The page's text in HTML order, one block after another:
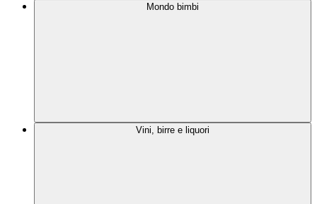
Mondo bimbi
Vini, birre e liquori